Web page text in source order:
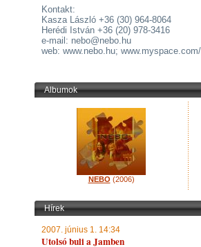
Kontakt:
Kasza László +36 (30) 964-8064
Herédi István +36 (20) 978-3416
e-mail: nebo@nebo.hu
web: www.nebo.hu;
Albumok
NEBO (2006)
Hírek
2007. június 1. 14:34
Utolsó buli a Jamben